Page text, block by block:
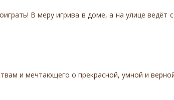
В меру игрива в доме, а на улице
и мечтающего о прекрасной, умной и